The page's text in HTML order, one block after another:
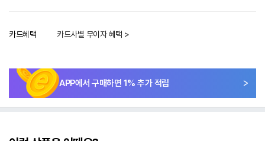
카드혜택 카드사별 무이자 혜택 >
APP에서 구매하면 1% 추가 적립